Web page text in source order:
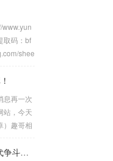
有UnS
置成壁
实就是
播放，
并且还
可以说
取码：bf
shee
资源htt
】h
息再一次
站，今天
）趣哥相
源的电
资源百科：古典文学必读：越看越上瘾的古代争斗小说（套装共30册）